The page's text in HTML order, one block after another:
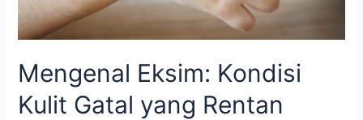
Mengenal Eksim: Kondisi
Kulit Gatal yang Rentan